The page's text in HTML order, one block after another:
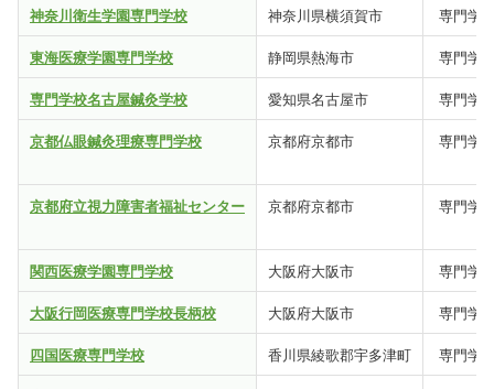
神奈川衛生学園専門学校 神奈川県横須賀市
専門学
東海医療学園専門学校
静岡県熱海市
専門学
専門学校名古屋鍼灸学校
愛知県名古屋市
専門学
京都仏眼鍼灸理療専門学校
京都府京都市 専門学
京都府立視力障害者福祉センター 京都府京都市 専門学
関西医療学園専門学校 大阪府大阪市
専門学
大阪行岡医療専門学校長柄校
大阪府大阪市
専門学
四国医療専門学校
香川県綾歌郡宇多津町
専門学